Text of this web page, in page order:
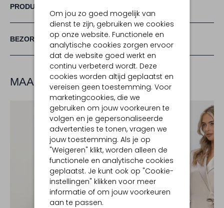
Om jou zo goed mogelijk van
dienst te zijn, gebruiken we cookies
op onze website. Functionele en
analytische cookies zorgen ervoor
dat de website goed werkt en
continu verbeterd wordt. Deze
cookies worden altijd geplaatst en
vereisen geen toestemming. Voor
marketingcookies, die we
gebruiken om jouw voorkeuren te
volgen en je gepersonaliseerde
advertenties te tonen, vragen we
jouw toestemming. Als je op
"Weigeren" klikt, worden alleen de
functionele en analytische cookies
geplaatst. Je kunt ook op "Cookie-
instellingen" klikken voor meer
informatie of om jouw voorkeuren
aan te passen.
PRODUCT INFORMATIE
BEZORGEN & RETOURNEREN
MAAK JE LOOK COMPLEET